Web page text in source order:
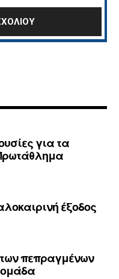
για τα
έξοδος
πεπραγμένων